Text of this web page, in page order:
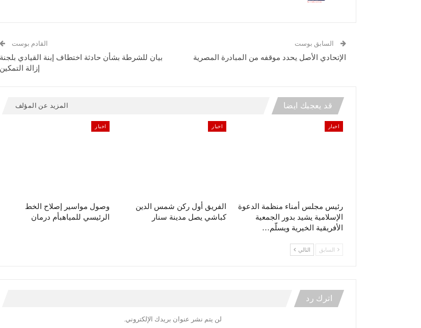
السابق بوست
الإتحادي الأصل يحدد موقفه من المبادرة المصرية
القادم بوست
بيان للشرطة بشأن حادثة اختطاف إبنة القيادي بلجنة
إزالة التمكين
قد يعجبك ايضا المزيد عن المؤلف
اخبار
رئيس مجلس أمناء منظمة الدعوة
الإسلامية يشيد بدور الجمعية
الأفريقية الخيرية ويسلّم…
اخبار
الفريق أول ركن شمس الدين
كباشي يصل مدينة سنار
اخبار
وصول مواسير إصلاح الخط
الرئيسي للمياهبأم درمان
السابق التالي
اترك رد
لن يتم نشر عنوان بريدك الإلكتروني.